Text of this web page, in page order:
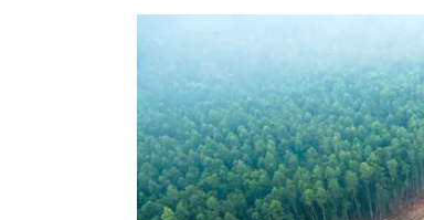
人。」《我在荒野做了一場夢》不
他與團隊一路在拍攝中拋開既定想
看方式——「怎麼拍，才最適合這
感到被觸動。」一切緣起於製片王
灣最後的荒野》攝影集引發的回響
尚憶述第一次和徐仁修見面時，對